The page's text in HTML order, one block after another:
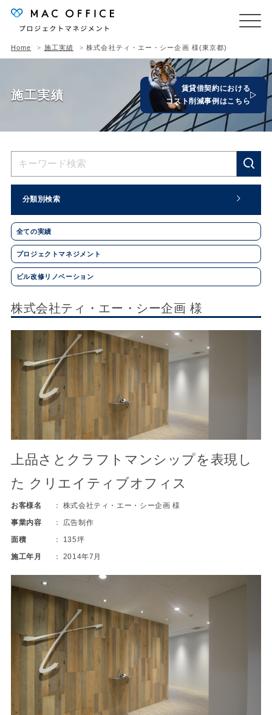
Home 施工実績 株式会社ティ・エー・シー企画 様(東京都)
施工実績
賃貸借契約における
コスト削減事例はこちら
分類別検索
全ての実績
プロジェクトマネジメント
ビル改修リノベーション
株式会社ティ・エー・シー企画 様
上品さとクラフトマンシップを表現し
た クリエイティブオフィス
お客様名
株式会社ティ・エー・シー企画 様
事業内容
広告制作
面積
135坪
施工年月
2014年7月